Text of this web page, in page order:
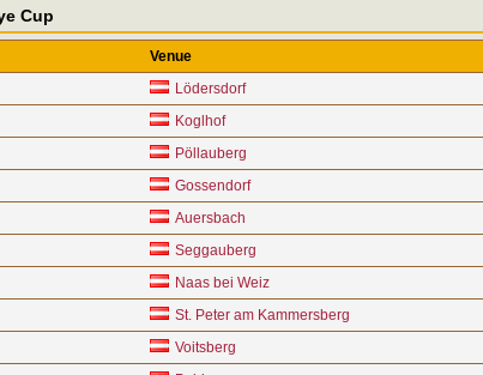
Cup
Venue
Lödersdorf
Koglhof
Pöllauberg
Gossendorf
Auersbach
Seggauberg
Naas bei Weiz
St. Peter am Kammersberg
Voitsberg